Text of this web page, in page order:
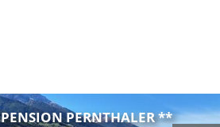
PENSION PERNTHALER **